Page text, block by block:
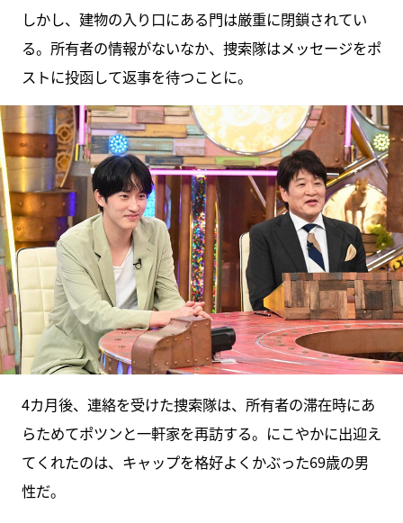
しかし、建物の入り口にある門は厳重に閉鎖されてい
る。所有者の情報がないなか、捜索隊はメッセージをポ
ストに投函して返事を待つことに。
4カ月後、連絡を受けた捜索隊は、所有者の滞在時にあ
らためてポツンと一軒家を再訪する。にこやかに出迎え
てくれたのは、キャップを格好よくかぶった69歳の男
性だ。